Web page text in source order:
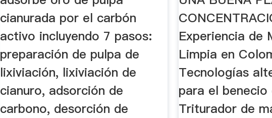
cianurada por el carbón
activo incluyendo 7 pasos:
preparación de pulpa de
lixiviación, lixiviación de
cianuro, adsorción de
carbono, desorción de
Experiencia de
Limpia en
Tecnologías
para el
Triturador de